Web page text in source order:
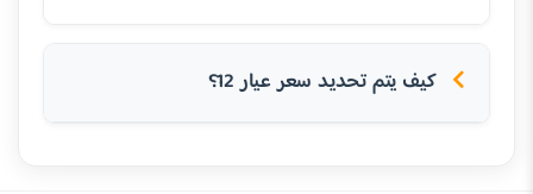
كيف يتم تحديد سعر عيار 12؟